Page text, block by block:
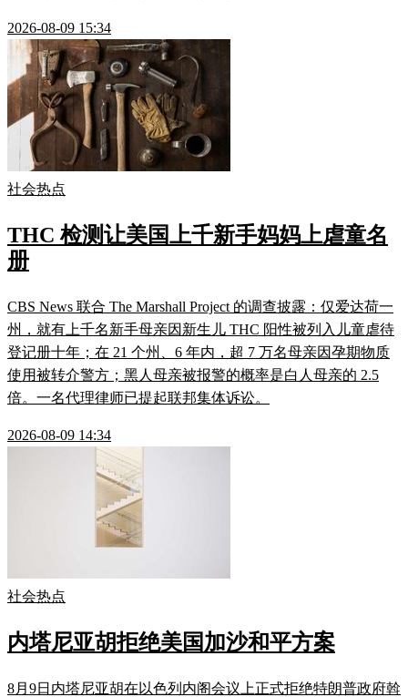
2026-08-09 15:34
社会热点
THC 检测让美国上千新手妈妈上虐童名
册
CBS News 联合 The Marshall Project 的调查披露：仅爱达荷一
州，就有上千名新手母亲因新生儿 THC 阳性被列入儿童虐待
登记册十年；在 21 个州、6 年内，超 7 万名母亲因孕期物质
使用被转介警方；黑人母亲被报警的概率是白人母亲的 2.5
倍。一名代理律师已提起联邦集体诉讼。
2026-08-09 14:34
社会热点
内塔尼亚胡拒绝美国加沙和平方案
8月9日内塔尼亚胡在以色列内阁会议上正式拒绝特朗普政府斡